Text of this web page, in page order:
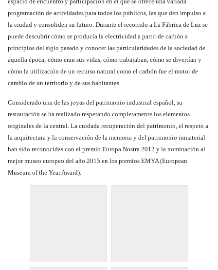
programación de actividades para todos los públicos, las que den impulso a
la ciudad y consoliden su futuro. Durante el recorrido a La Fábrica de Luz se
puede descubrir cómo se producía la electricidad a partir de carbón a
principios del siglo pasado y conocer las particularidades de la sociedad de
aquella época; cómo eran sus vidas, cómo trabajaban, cómo se divertían y
cómo la utilización de un recurso natural como el carbón fue el motor de
cambio de un territorio y de sus habitantes.
Considerado una de las joyas del patrimonio industrial español, su
restauración se ha realizado respetando completamente los elementos
originales de la central. La cuidada recuperación del patrimonio, el respeto a
la arquitectura y la conservación de la memoria y del patrimonio inmaterial
han sido reconocidas con el premio Europa Nostra 2012 y la nominación al
mejor museo europeo del año 2015 en los premios EMYA (European
Museum of the Year Award).